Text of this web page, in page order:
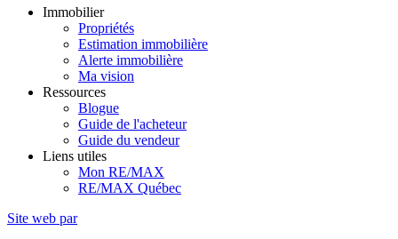
Immobilier
Propriétés
Estimation immobilière
Alerte immobilière
Ma vision
Ressources
Blogue
Guide de l'acheteur
Guide du vendeur
Liens utiles
Mon RE/MAX
RE/MAX Québec
Site web par